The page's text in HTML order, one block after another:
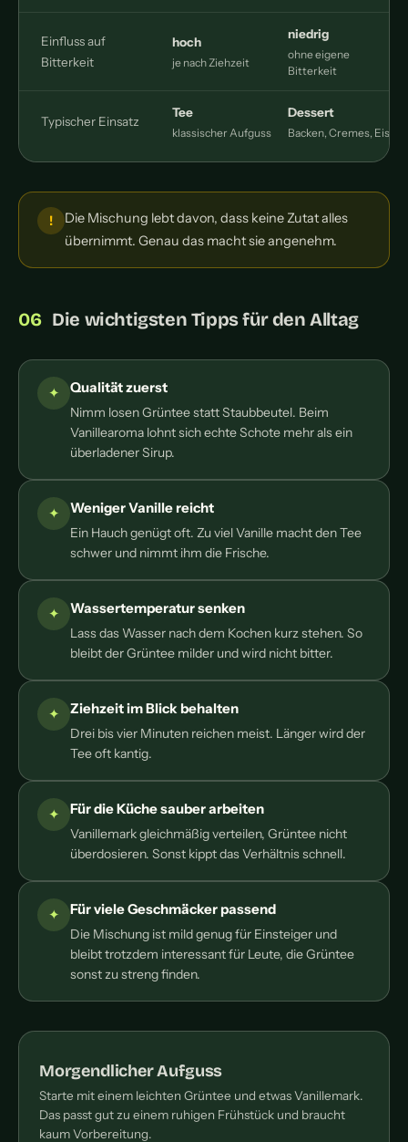
Einfluss auf
Bitterkeit
hoch
je nach Ziehzeit
niedrig
ohne eigene
Bitterkeit
Typischer Einsatz
Tee
klassischer Aufguss
Dessert
Backen, Cremes, Eis
Die Mischung lebt davon, dass keine Zutat alles
übernimmt. Genau das macht sie angenehm.
Die wichtigsten Tipps für den Alltag
Qualität zuerst
Nimm losen Grüntee statt Staubbeutel. Beim
Vanillearoma lohnt sich echte Schote mehr als ein
überladener Sirup.
Weniger Vanille reicht
Ein Hauch genügt oft. Zu viel Vanille macht den Tee
schwer und nimmt ihm die Frische.
Wassertemperatur senken
Lass das Wasser nach dem Kochen kurz stehen. So
bleibt der Grüntee milder und wird nicht bitter.
Ziehzeit im Blick behalten
Drei bis vier Minuten reichen meist. Länger wird der
Tee oft kantig.
Für die Küche sauber arbeiten
Vanillemark gleichmäßig verteilen, Grüntee nicht
überdosieren. Sonst kippt das Verhältnis schnell.
Für viele Geschmäcker passend
Die Mischung ist mild genug für Einsteiger und
bleibt trotzdem interessant für Leute, die Grüntee
sonst zu streng finden.
Morgendlicher Aufguss
Starte mit einem leichten Grüntee und etwas Vanillemark.
Das passt gut zu einem ruhigen Frühstück und braucht
kaum Vorbereitung.